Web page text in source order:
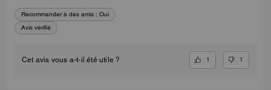
Recommander à des amis : Oui
Avis vérifié
Cet avis vous a-t-il été utile ? 1 1